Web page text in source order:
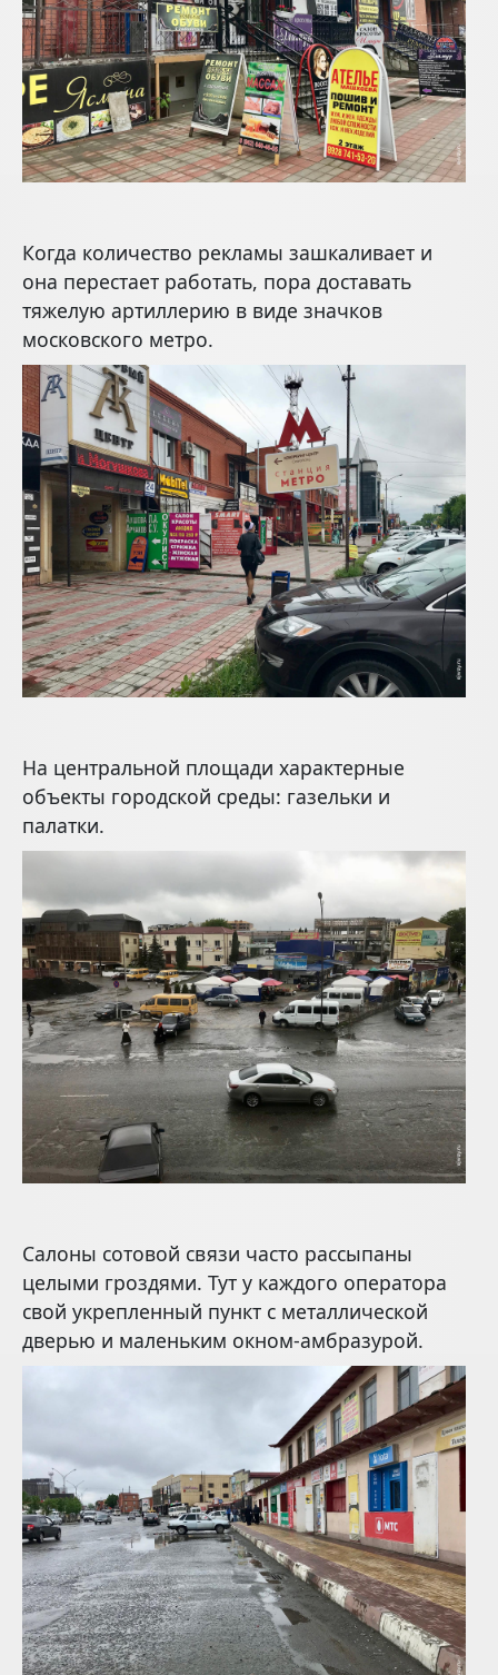
Когда количество рекламы зашкаливает и
она перестает работать, пора доставать
тяжелую артиллерию в виде значков
московского метро.
На центральной площади характерные
объекты городской среды: газельки и
палатки.
Салоны сотовой связи часто рассыпаны
целыми гроздями. Тут у каждого оператора
свой укрепленный пункт с металлической
дверью и маленьким окном-амбразурой.